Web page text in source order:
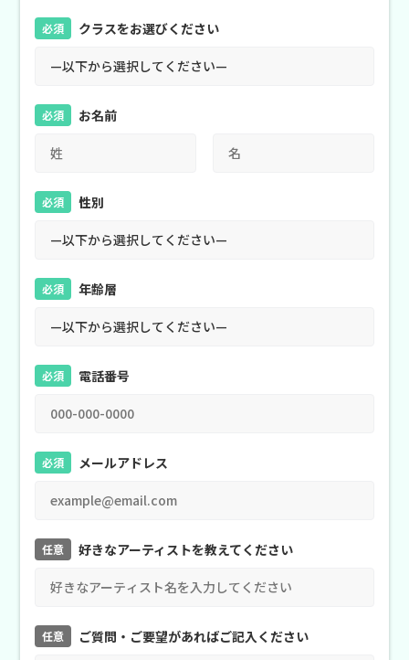
必須 クラスをお選びください
必須 お名前
必須 性別
必須 年齢層
必須 電話番号
必須 メールアドレス
任意 好きなアーティストを教えてください
任意 ご質問・ご要望があればご記入ください